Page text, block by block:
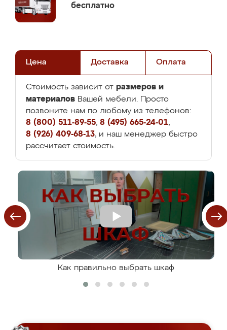
бесплатно
Цена Доставка Оплата
Стоимость зависит от размеров и
материалов Вашей мебели. Просто
позвоните нам по любому из телефонов:
8 (800) 511-89-55, 8 (495) 665-24-01,
8 (926) 409-68-13, и наш менеджер быстро
рассчитает стоимость.
Как правильно выбрать шкаф